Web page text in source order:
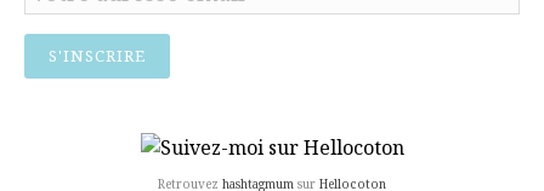
Retrouvez hashtagmum sur Hellocoton